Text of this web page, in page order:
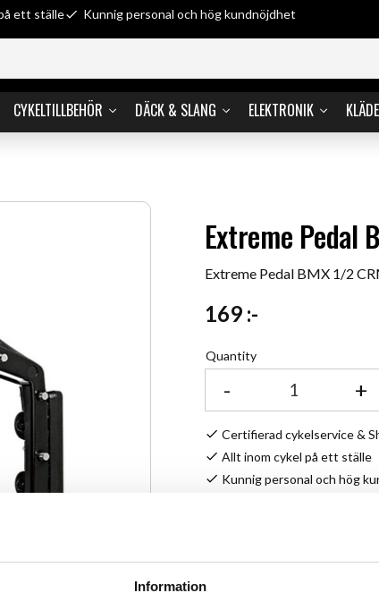
Information
ett ställe Kunnig personal och hög kundnöjdhet
CYKELTILLBEHÖR DÄCK & SLANG ELEKTRONIK
Extreme Pedal
Extreme Pedal BMX 1/2
169:-
Quantity
+
-
Certifierad cykelservice &
Allt inom cykel på ett ställe
Kunnig personal och hög
Article SKU